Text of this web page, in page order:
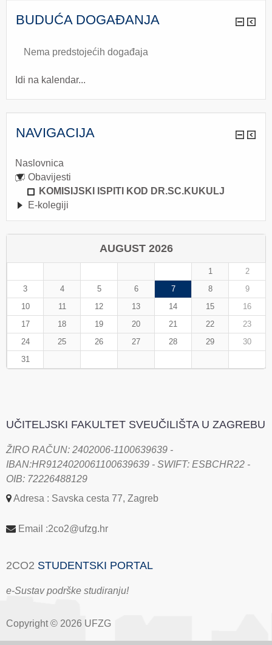
BUDUĆA DOGAĐANJA
Nema predstojećih događaja
Idi na kalendar...
NAVIGACIJA
Naslovnica
Obavijesti
KOMISIJSKI ISPITI KOD DR.SC.KUKULJ
E-kolegiji
AUGUST 2026
1
2
3
4 5 6 7 8
9
10
11 12 13 14 15
16
17
18 19 20 21 22
23
24
25 26 27 28 29
30
31
UČITELJSKI FAKULTET SVEUČILIŠTA U ZAGREBU
ŽIRO RAČUN: 2402006-1100639639 -
IBAN:HR9124020061100639639 - SWIFT: ESBCHR22 -
OIB: 72226488129
Adresa : Savska cesta 77, Zagreb
Email :2co2@ufzg.hr
2CO2 STUDENTSKI PORTAL
e-Sustav podrške studiranju!
Copyright © 2026 UFZG